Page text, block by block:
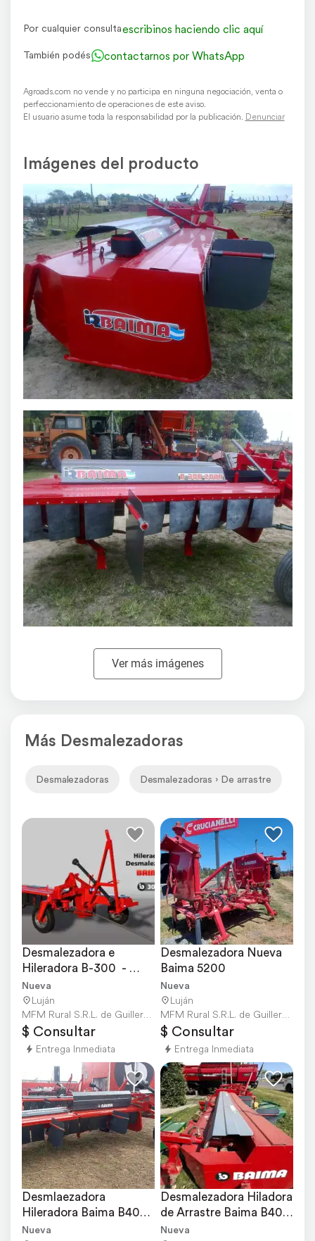
Por cualquier consultaescribinos haciendo clic aquí
También podés contactarnos por WhatsApp
Agroads.com no vende y no participa en ninguna negociación, venta o
perfeccionamiento de operaciones de este aviso.
El usuario asume toda la responsabilidad por la publicación. Denunciar
Imágenes del producto
Ver más imágenes
Más Desmalezadoras
Desmalezadoras Desmalezadoras › De arrastre
Desmalezadora e
Hileradora B-300  -
Entrega Inmediata
Nueva
Luján
$ Consultar
Entrega Inmediata
Desmalezadora Nueva
Baima 5200
Nueva
Luján
$ Consultar
Entrega Inmediata
Desmlaezadora
Hileradora Baima B400
de 4 Mts
Nueva
Desmalezadora Hiladora
de Arrastre Baima B400
de 4 Mts
Nueva